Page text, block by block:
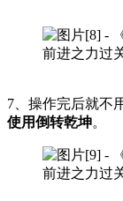
7、操作完后就不
使用倒转乾坤。